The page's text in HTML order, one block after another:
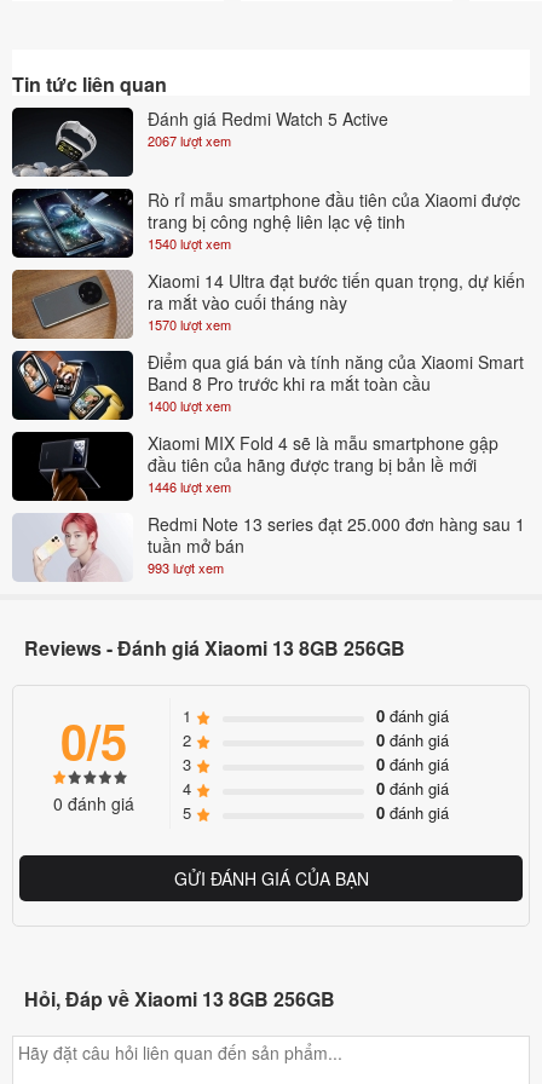
Điện thoại Xiaomi 13 có tần số quét 120Hz giúp hình ảnh hiển thị
luôn rõ nét, không bị lỗi mờ khi sử dụng. Sở hữu hàng triệu sắc
màu được hiển thị khi trải nghiệm chiến game, xem phim, giúp
người dùng có những phút giây thăng hoa với nghệ thuật sắc màu.
Hiệu năng mạnh mẽ với Snapdragon 8 Gen 2
Xiaomi 13 có bộ nhớ lưu trữ nhiều dữ liệu khác nhau, hay các tựa
trong 128GB, máy của người dùng sẽ luôn hoạt động mượt mà, các
Tin tức liên quan
Đánh giá Redmi Watch 5 Active
2067 lượt xem
Rò rỉ mẫu smartphone đầu tiên của Xiaomi được
trang bị công nghệ liên lạc vệ tinh
1540 lượt xem
Xiaomi 14 Ultra đạt bước tiến quan trọng, dự kiến
ra mắt vào cuối tháng này
1570 lượt xem
Điểm qua giá bán và tính năng của Xiaomi Smart
Band 8 Pro trước khi ra mắt toàn cầu
1400 lượt xem
Xiaomi MIX Fold 4 sẽ là mẫu smartphone gập
đầu tiên của hãng được trang bị bản lề mới
1446 lượt xem
Redmi Note 13 series đạt 25.000 đơn hàng sau 1
tuần mở bán
993 lượt xem
Reviews - Đánh giá Xiaomi 13 8GB 256GB
0/5
0 đánh giá
1 0đánh giá
2
0đánh giá
3
0đánh giá
4
0đánh giá
5
0đánh giá
GỬI ĐÁNH GIÁ CỦA BẠN
Hỏi, Đáp về Xiaomi 13 8GB 256GB